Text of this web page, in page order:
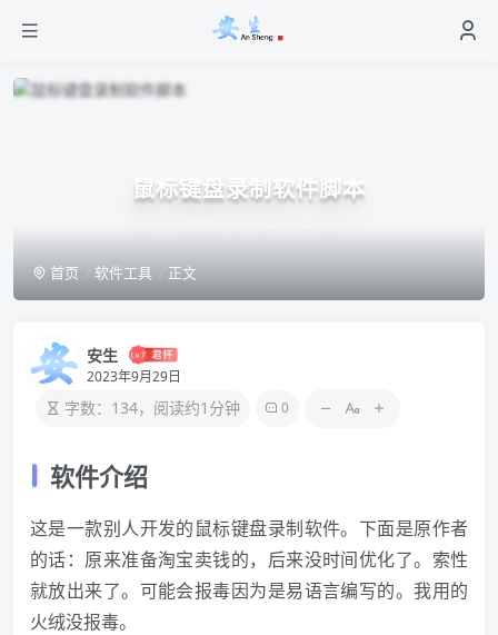
鼠标键盘录制软件脚本
首页 软件工具 正文
安生
2023年9月29日
字数：134，阅读约1分钟 0
软件介绍
这是一款别人开发的鼠标键盘录制软件。下面是原作者
的话：原来准备淘宝卖钱的，后来没时间优化了。索性
就放出来了。可能会报毒因为是易语言编写的。我用的
火绒没报毒。